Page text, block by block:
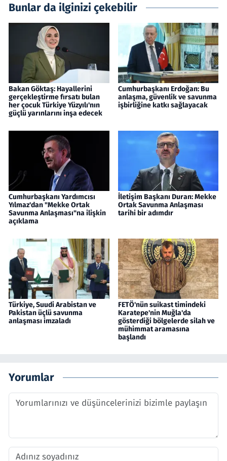
Bunlar da ilginizi çekebilir
Bakan Göktaş: Hayallerini
gerçekleştirme fırsatı bulan
her çocuk Türkiye Yüzyılı'nın
güçlü yarınlarını inşa edecek
Cumhurbaşkanı Erdoğan: Bu
anlaşma, güvenlik ve savunma
işbirliğine katkı sağlayacak
Cumhurbaşkanı Yardımcısı
Yılmaz'dan "Mekke Ortak
Savunma Anlaşması"na ilişkin
açıklama
İletişim Başkanı Duran: Mekke
Ortak Savunma Anlaşması
tarihi bir adımdır
Türkiye, Suudi Arabistan ve
Pakistan üçlü savunma
anlaşması imzaladı
FETÖ'nün suikast timindeki
Karatepe'nin Muğla'da
gösterdiği bölgelerde silah ve
mühimmat aramasına
başlandı
Yorumlar